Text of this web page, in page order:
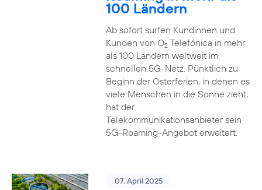
100 Ländern
Ab sofort surfen Kundinnen und
Kunden von O2Telefónica in mehr
als 100 Ländern weltweit im
schnellen 5G-Netz. Pünktlich zu
Beginn der Osterferien, in denen es
viele Menschen in die Sonne zieht,
hat der
Telekommunikationsanbieter sein
5G-Roaming-Angebot erweitert.
07. April 2025